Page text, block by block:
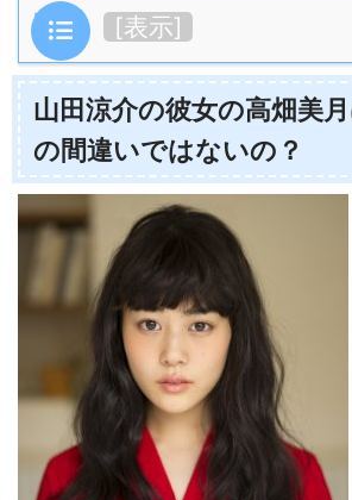
目次 [表示]
山田涼介の彼女の高畑美
の間違いではないの？